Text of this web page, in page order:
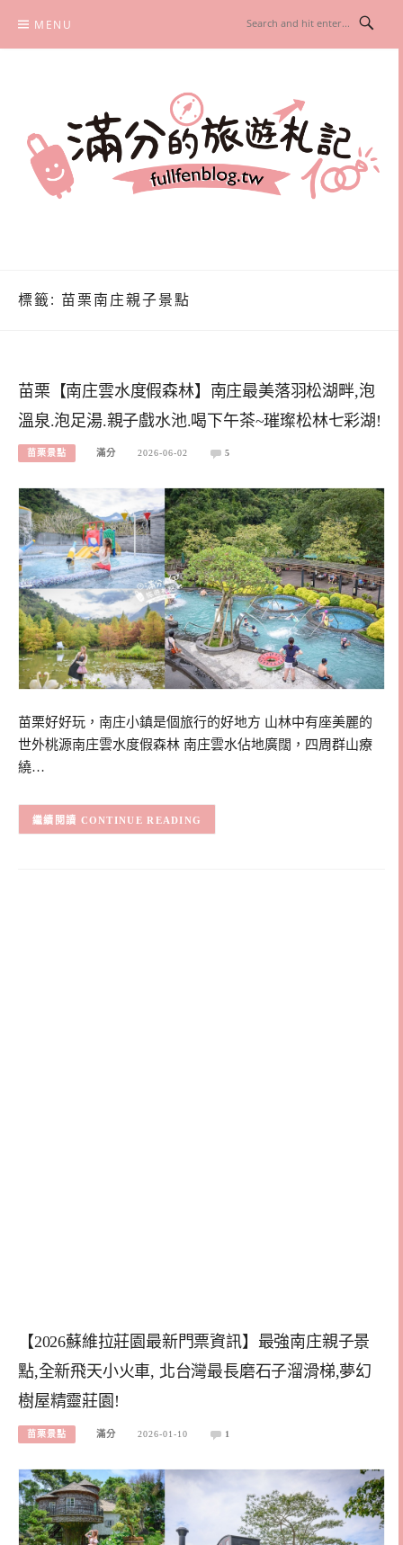
content
MENU
標籤: 苗栗南庄親子景點
苗栗【南庄雲水度假森林】南庄最美落羽松湖畔,泡
溫泉.泡足湯.親子戲水池.喝下午茶~璀璨松林七彩湖!
苗栗景點 滿分 2026-06-02 5
苗栗好好玩，南庄小鎮是個旅行的好地方 山林中有座美麗的
世外桃源南庄雲水度假森林 南庄雲水佔地廣闊，四周群山療
繞…
CONTINUE READING
【2026蘇維拉莊園最新門票資訊】最強南庄親子景
點,全新飛天小火車, 北台灣最長磨石子溜滑梯,夢幻
樹屋精靈莊園!
苗栗景點 滿分 2026-01-10 1